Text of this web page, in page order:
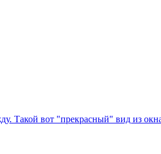
Такой вот "прекрасный" вид из